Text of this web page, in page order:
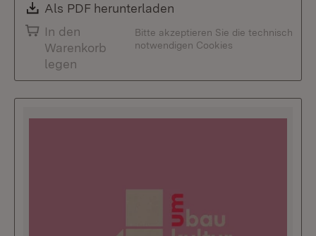
Download:
Als PDF herunterladen
In den
Warenkorb
legen
Bitte akzeptieren Sie die technisch
notwendigen Cookies